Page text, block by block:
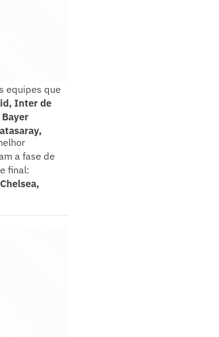
equipes que
Inter de
a fase de
final: